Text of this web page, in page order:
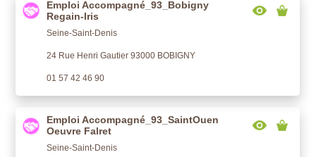
Emploi Accompagné_93_Bobigny
Regain-Iris
Seine-Saint-Denis
24 Rue Henri Gautier 93000 BOBIGNY
01 57 42 46 90
Emploi Accompagné_93_SaintOuen
Oeuvre Falret
Seine-Saint-Denis